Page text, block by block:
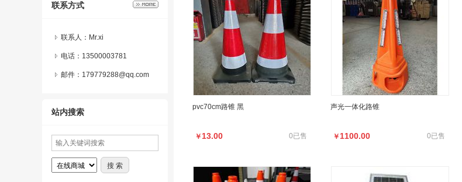
联系方式
联系人：Mr.xi
电话：13500003781
邮件：179779288@qq.com
站内搜索
pvc70cm路锥 黑
￥ 13.00 0已售
声光一体化路锥
￥ 1100.00 0已售